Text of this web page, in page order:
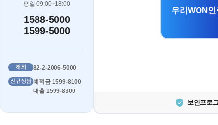
평일 09:00~18:00
1588-5000
1599-5000
해외 82-2-2006-5000
신규상담 예적금 1599-8100
대출 1599-8300
우리WON
보안프로